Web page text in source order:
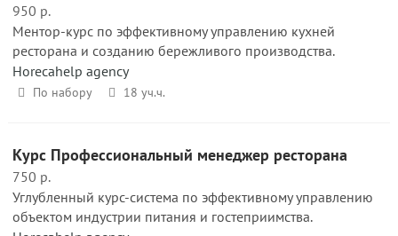
950 р.
Ментор-курс по эффективному управлению кухней
ресторана и созданию бережливого производства.
Horecahelp agency
По набору 18 уч.ч.
Курс Профессиональный менеджер ресторана
750 р.
Углубленный курс-система по эффективному управлению
объектом индустрии питания и гостеприимства.